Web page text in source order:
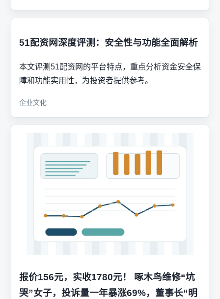
51配资网深度评测：安全性与功能全面解析
本文评测51配资网的平台特点，重点分析资金安全保
障和功能实用性，为投资者提供参考。
企业文化
报价156元，实收1780元！ 啄木鸟维修“坑
哭”女子，投诉量一年暴涨69%，董事长“明